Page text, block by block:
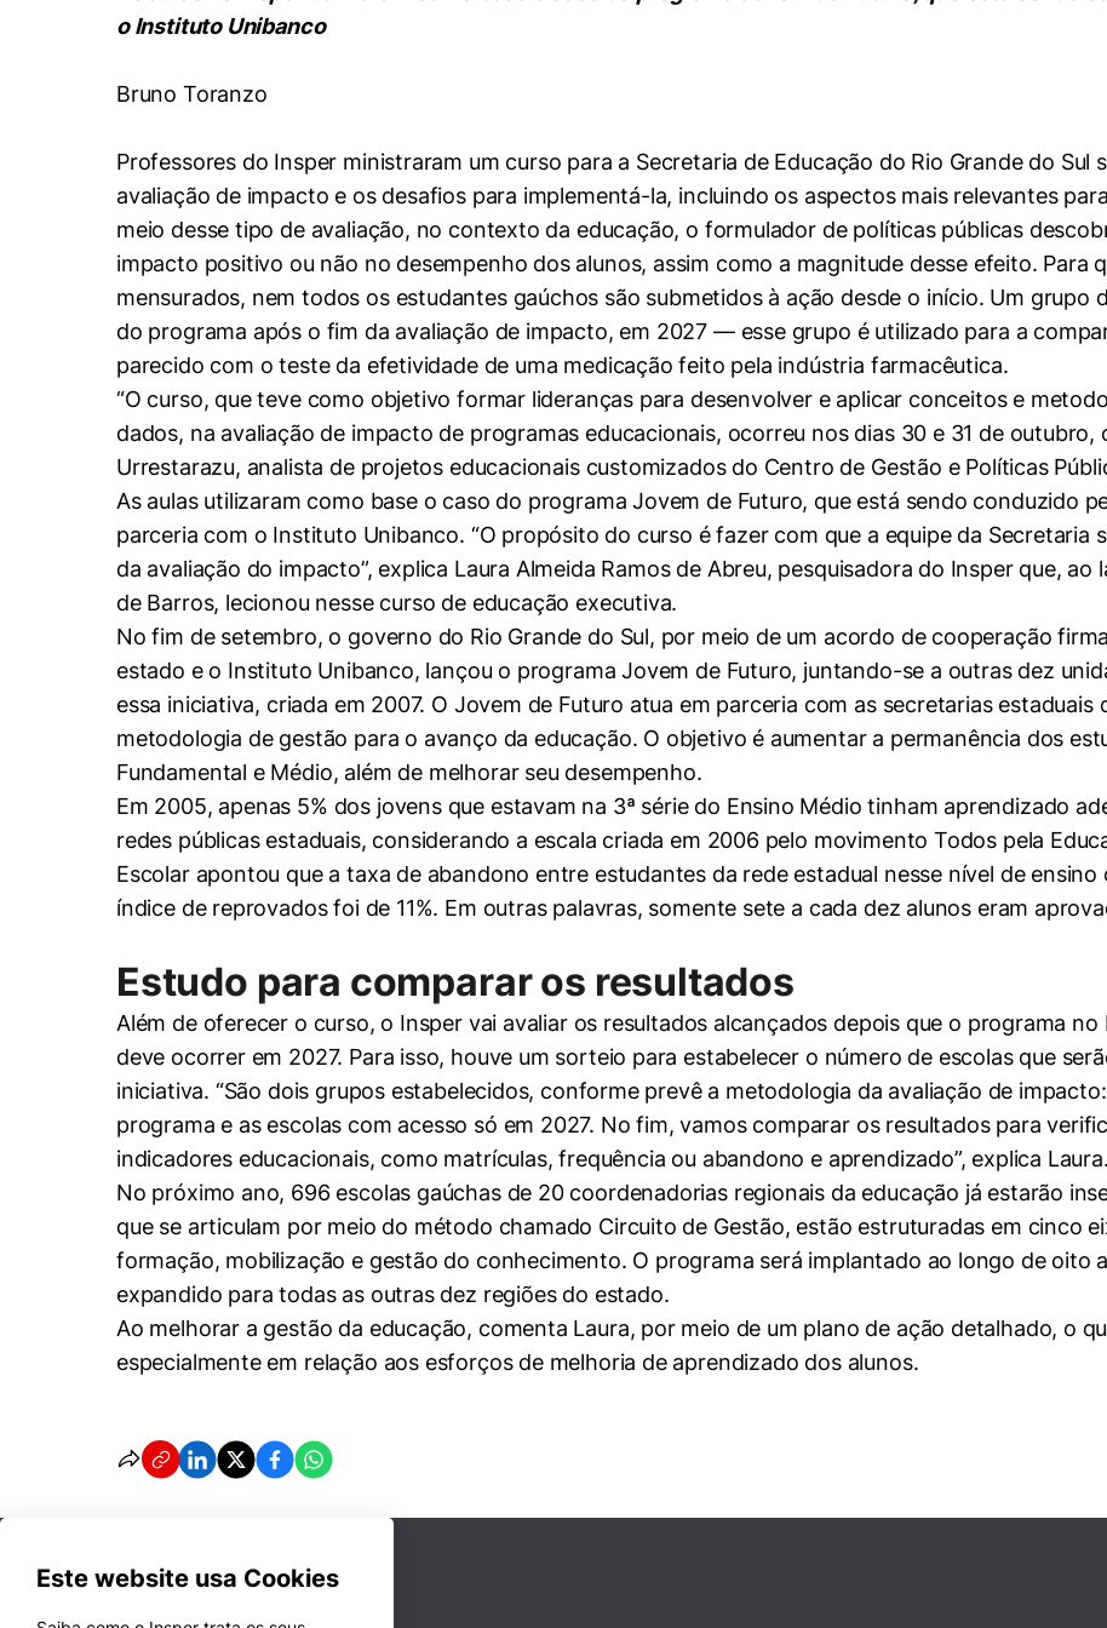
Hub de Inovação e
Women in Action
Sala de Imprensa
Pesquisa na Graduação
Comitê de Ética em
Pesquisa
Linkedin
o Instituto Unibanco
Bruno Toranzo
Professores do Insper ministraram um curso para a Secretaria de Educação do Rio Grande do
avaliação de impacto e os desafios para implementá-la, incluindo os aspectos mais relevantes
meio desse tipo de avaliação, no contexto da educação, o formulador de políticas públicas
impacto positivo ou não no desempenho dos alunos, assim como a magnitude desse efeito. Para
mensurados, nem todos os estudantes gaúchos são submetidos à ação desde o início. Um grupo
do programa após o fim da avaliação de impacto, em 2027 — esse grupo é utilizado para a
parecido com o teste da efetividade de uma medicação feito pela indústria farmacêutica.
“O curso, que teve como objetivo formar lideranças para desenvolver e aplicar conceitos e
dados, na avaliação de impacto de programas educacionais, ocorreu nos dias 30 e 31 de
Urrestarazu, analista de projetos educacionais customizados do Centro de Gestão e Políticas
As aulas utilizaram como base o caso do programa Jovem de Futuro, que está sendo conduzido
parceria com o Instituto Unibanco. “O propósito do curso é fazer com que a equipe da Secretaria
da avaliação do impacto”, explica Laura Almeida Ramos de Abreu, pesquisadora do Insper que, ao
de Barros, lecionou nesse curso de educação executiva.
No fim de setembro, o governo do Rio Grande do Sul, por meio de um acordo de cooperação
estado e o Instituto Unibanco, lançou o programa Jovem de Futuro, juntando-se a outras dez
essa iniciativa, criada em 2007. O Jovem de Futuro atua em parceria com as secretarias estaduais
metodologia de gestão para o avanço da educação. O objetivo é aumentar a permanência dos
Fundamental e Médio, além de melhorar seu desempenho.
Em 2005, apenas 5% dos jovens que estavam na 3ª série do Ensino Médio tinham aprendizado
redes públicas estaduais, considerando a escala criada em 2006 pelo movimento Todos pela
Escolar apontou que a taxa de abandono entre estudantes da rede estadual nesse nível de
índice de reprovados foi de 11%. Em outras palavras, somente sete a cada dez alunos eram
Estudo para comparar os resultados
Além de oferecer o curso, o Insper vai avaliar os resultados alcançados depois que o programa
deve ocorrer em 2027. Para isso, houve um sorteio para estabelecer o número de escolas que
iniciativa. “São dois grupos estabelecidos, conforme prevê a metodologia da avaliação de
programa e as escolas com acesso só em 2027. No fim, vamos comparar os resultados para
indicadores educacionais, como matrículas, frequência ou abandono e aprendizado”, explica Laura.
No próximo ano, 696 escolas gaúchas de 20 coordenadorias regionais da educação já estarão
que se articulam por meio do método chamado Circuito de Gestão, estão estruturadas em cinco
formação, mobilização e gestão do conhecimento. O programa será implantado ao longo de oito
expandido para todas as outras dez regiões do estado.
Ao melhorar a gestão da educação, comenta Laura, por meio de um plano de ação detalhado, o
especialmente em relação aos esforços de melhoria de aprendizado dos alunos.
Este website usa Cookies
Cookies estritamente necessários
Cookies de preferências de usuário